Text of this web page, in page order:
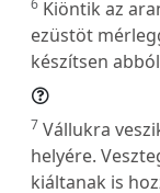
Kiöntik az
ezüstöt
készítsen
7 Vállukra
helyére.
kiáltanak is